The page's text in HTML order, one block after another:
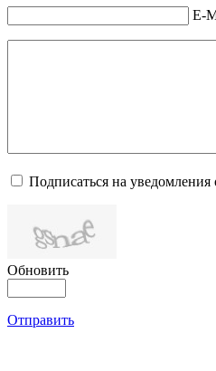
E-
Подписаться на
Обновить
Отправить